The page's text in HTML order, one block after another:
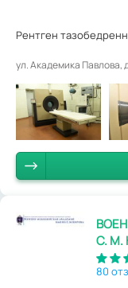
Рентген
ул. Академика Павлова,
С. М.
80